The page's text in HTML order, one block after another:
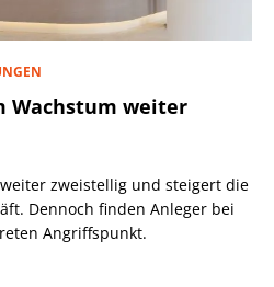
Wachstum weiter
zweistellig und steigert die
Dennoch finden Anleger bei
Angriffspunkt.